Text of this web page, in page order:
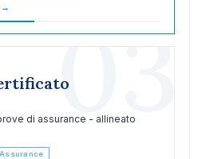
→ 03
di assurance - allineato
Assurance